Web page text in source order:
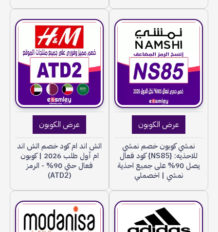
عرض الكوبون
نمشي كوبون خصم نمشي
للاحذيه: {NS85} كود فعال
يصل 90% على جميع احذية
نمشي | اخصملي
عرض الكوبون
اتش اند ام كود خصم اتش اند
ام أول طلب 2026 | كوبون
فعال حتي 90% - الرمز
(ATD2)